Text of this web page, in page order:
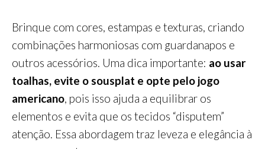
Brinque com cores, estampas e texturas, criando
combinações harmoniosas com guardanapos e
outros acessórios. Uma dica importante: ao usar
toalhas, evite o sousplat e opte pelo jogo
americano, pois isso ajuda a equilibrar os
elementos e evita que os tecidos “disputem”
atenção. Essa abordagem traz leveza e elegância à